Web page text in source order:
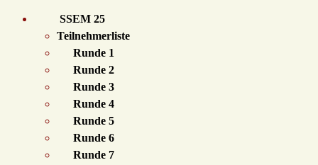
SSEM 25
Teilnehmerliste
Runde 1
Runde 2
Runde 3
Runde 4
Runde 5
Runde 6
Runde 7